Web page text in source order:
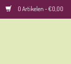
0 Artikelen - €0,00